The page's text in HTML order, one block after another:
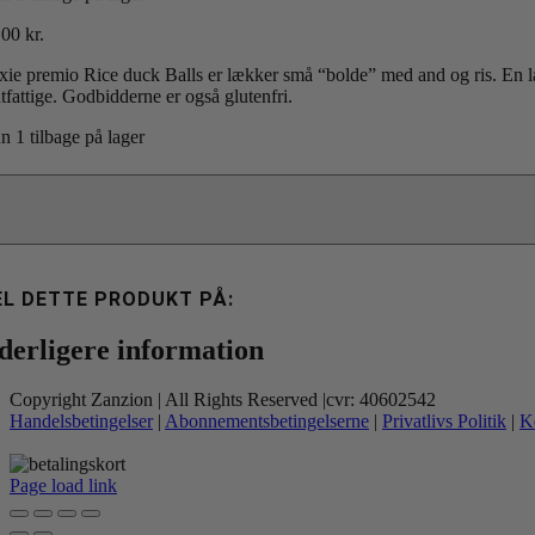
kr.
premio Rice duck Balls er lækker små “bolde” med and og ris.
Godbidderne er også glutenfri.
1 tilbage på lager
DETTE PRODUKT PÅ:
information
Copyright Zanzion | All Rights Reserved |cvr: 40602542
Handelsbetingelser | Abonnementsbetingelserne | Privatlivs Politik |
Page load link